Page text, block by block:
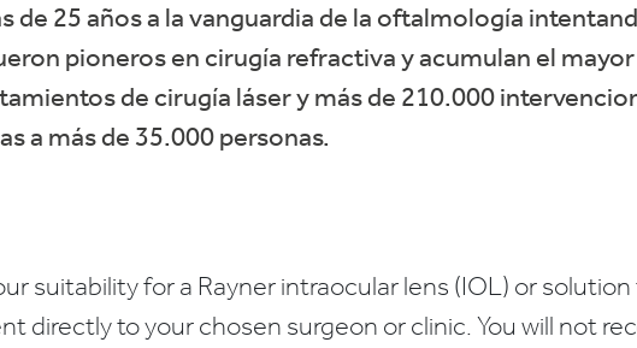
de 25 años a la vanguardia de la oftalmología
pioneros en cirugía refractiva y acumulan el
de cirugía láser y más de 210.000
a más de 35.000 personas.
suitability for a Rayner intraocular lens (IOL) or
directly to your chosen surgeon or clinic. You will not